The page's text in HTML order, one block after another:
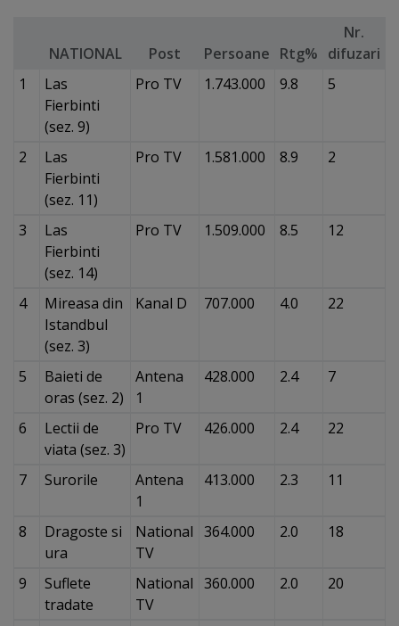
NATIONAL Post Persoane Rtg%
Nr.
difuzari
1
Las
Fierbinti
(sez. 9)
Pro TV 1.743.000 9.8 5
2
Las
Fierbinti
(sez. 11)
Pro TV 1.581.000 8.9 2
3
Las
Fierbinti
(sez. 14)
Pro TV 1.509.000 8.5 12
4
Mireasa din
Istandbul
(sez. 3)
Kanal D 707.000 4.0 22
5
Baieti de
oras (sez. 2)
Antena
1
428.000 2.4 7
6
Lectii de
viata (sez. 3)
Pro TV 426.000 2.4 22
7 Surorile
Antena
1
413.000 2.3 11
8
Dragoste si
ura
National
TV
364.000 2.0 18
9
Suflete
tradate
National
TV
360.000 2.0 20